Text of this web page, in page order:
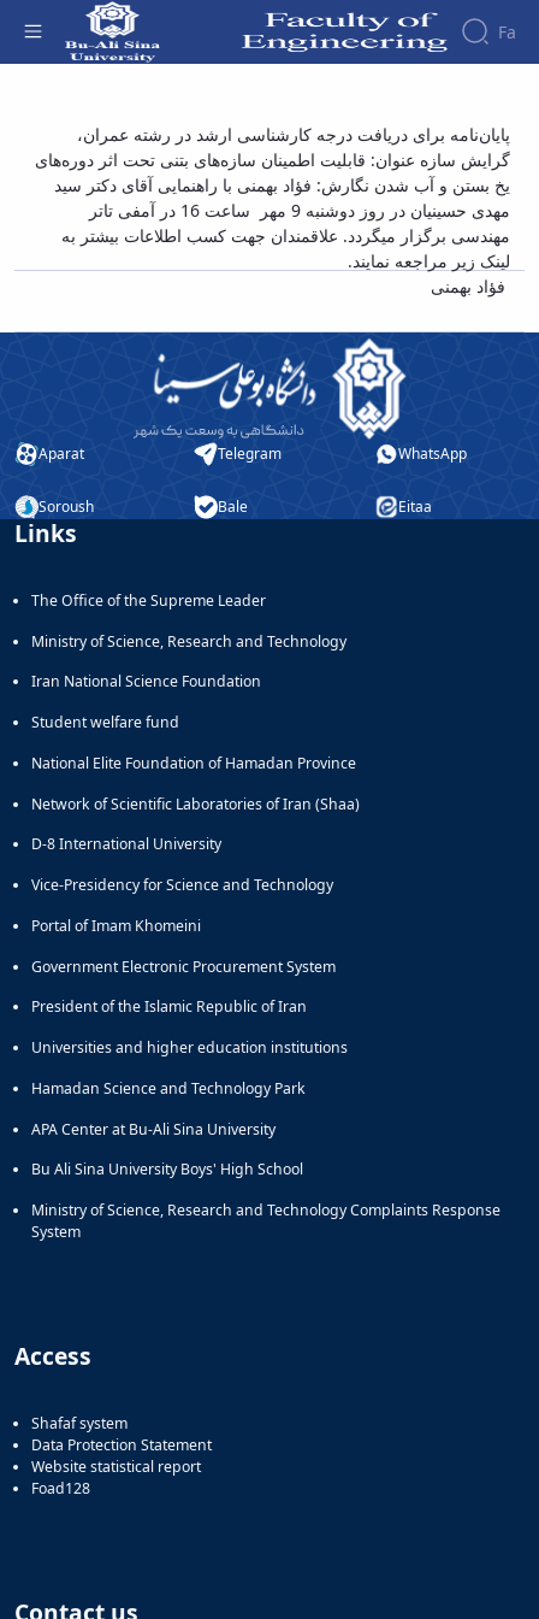
Fa
the
Faculty
History
Dean
of
of the
Faculty
Dean
for
Deputy
Dean
for
Affairs
Deputy
for
Studies
Affairs
Journals
Journal
of
in
Stress
Faculity
پایان‌نامه برای دریافت درجه کارشناسی ارشد در
رشته عمران، گرایش سازه عنوان: قابلیت
اطمینان سازه‌های بتنی تحت اثر دوره‌های یخ
بستن و آب شدن نگارش: فؤاد بهمنی - دانشکده
فنی و مهندسی
پایان‌نامه برای دریافت درجه کارشناسی ارشد در رشته عمران،
گرایش سازه عنوان: قابلیت اطمینان سازه‌های بتنی تحت اثر دوره‌های
یخ بستن و آب شدن نگارش: فؤاد بهمنی با راهنمایی آقای دکتر سید
مهدی حسینیان در روز دوشنبه 9 مهر ساعت 16 در آمفی تاتر
مهندسی برگزار میگردد. علاقمندان جهت کسب اطلاعات بیشتر به
لینک زیر مراجعه نمایند.
فؤاد بهمنی
Aparat Telegram WhatsApp
Soroush Bale Eitaa
Links
The Office of the Supreme Leader
Ministry of Science, Research and Technology
Iran National Science Foundation
Student welfare fund
National Elite Foundation of Hamadan Province
Network of Scientific Laboratories of Iran (Shaa)
D-8 International University
Vice-Presidency for Science and Technology
Portal of Imam Khomeini
Government Electronic Procurement System
President of the Islamic Republic of Iran
Universities and higher education institutions
Hamadan Science and Technology Park
APA Center at Bu-Ali Sina University
Bu Ali Sina University Boys' High School
Ministry of Science, Research and Technology Complaints Response
System
Access
Shafaf system
Data Protection Statement
Website statistical report
Foad128